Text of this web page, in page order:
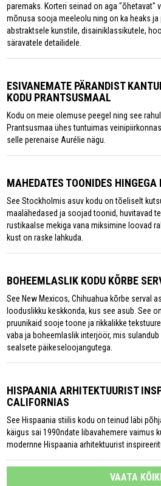
paremaks. Korteri seinad on aga "õhetavat"
mõnusa sooja meeleolu ning on ka heaks
abstraktsele kunstile, disainiklassikutele,
säravatele detailidele.
ESIVANEMATE PÄRANDIST
KODU PRANTSUSMAAL
Kodu on meie olemuse peegel ning see
Prantsusmaa ühes tuntuimas
selle perenaise Aurélie nägu.
MAHEDATES TOONIDES
See Stockholmis asuv kodu on tõeliselt
maalähedased ja soojad toonid, huvitavad
rustikaalse mekiga vana miksimine loovad
kust on raske lahkuda.
BOHEEMLASLIK KODU KÕRBE
See New Mexicos, Chihuahua kõrbe serval
looduslikku keskkonda, kus see asub. See
pruunikaid sooje toone ja rikkalikke
vaba ja boheemlaslik interjöör, mis
sealsete päikeseloojangutega.
HISPAANIA ARHITEKTUURIST
CALIFORNIAS
See Hispaania stiilis kodu on teinud läbi
käigus sai 1990ndate libavahemere vaimus
modernne Hispaania arhitektuurist
VAATA KÕIKI